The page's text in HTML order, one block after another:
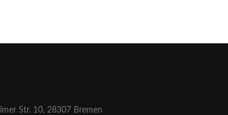
Str. 10, 28307 Bremen